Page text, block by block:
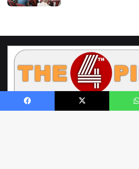
Facebook X WhatsApp